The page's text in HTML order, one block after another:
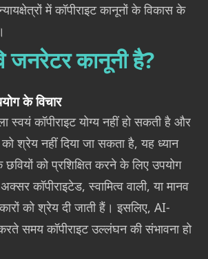
में कॉपीराइट कानूनों के विकास के
जनरेटर कानूनी है?
के विचार
कॉपीराइट योग्य नहीं हो सकती है और
को श्रेय नहीं दिया जा सकता है, यह ध्यान
छवियों को प्रशिक्षित करने के लिए उपयोग
कॉपीराइटेड, स्वामित्व वाली, या मानव
को श्रेय दी जाती हैं। इसलिए, AI-
समय कॉपीराइट उल्लंघन की संभावना हो